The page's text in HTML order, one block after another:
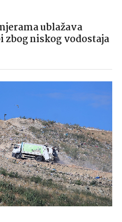
ublažava
zbog niskog vodostaja